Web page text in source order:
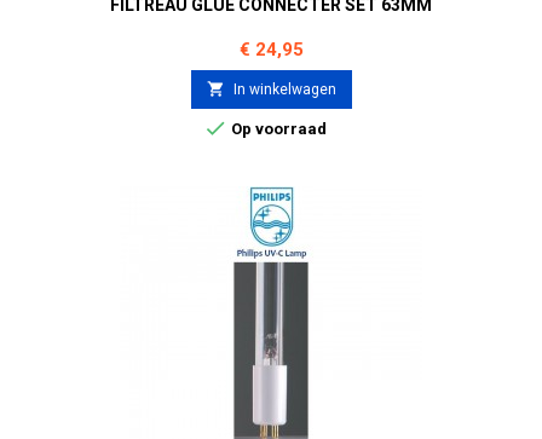
FILTREAU GLUE CONNECTER SET 63MM
Prijs
€ 24,95
 In winkelwagen
 Op voorraad